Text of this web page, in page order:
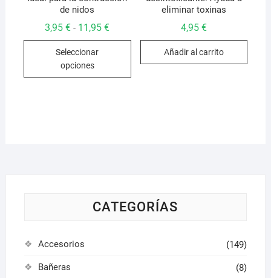
de nidos
3,95€ - 11,95€Rango
11,95 €
Seleccionar
opciones
Este
producto
la
eliminar toxinas
4,95 €
Añadir al carrito
CATEGORÍAS
Accesorios (149)
Bañeras (8)